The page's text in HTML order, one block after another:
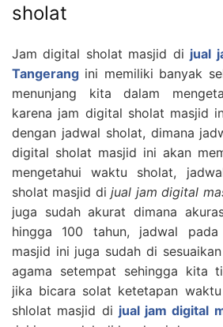
sholat
Jam digital sholat masjid di jual
Tangerang ini memiliki banyak
menunjang kita dalam
karena jam digital sholat masjid
dengan jadwal sholat, dimana
digital sholat masjid ini akan
mengetahui waktu sholat,
sholat masjid dijual jam digital
juga sudah akurat dimana
hingga 100 tahun, jadwal
masjid ini juga sudah di
agama setempat sehingga kita
jika bicara solat ketetapan
shlolat masjid di jual jam digital